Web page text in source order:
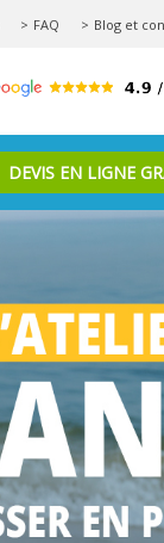
FAQ Blog et
DEVIS EN LIGNE